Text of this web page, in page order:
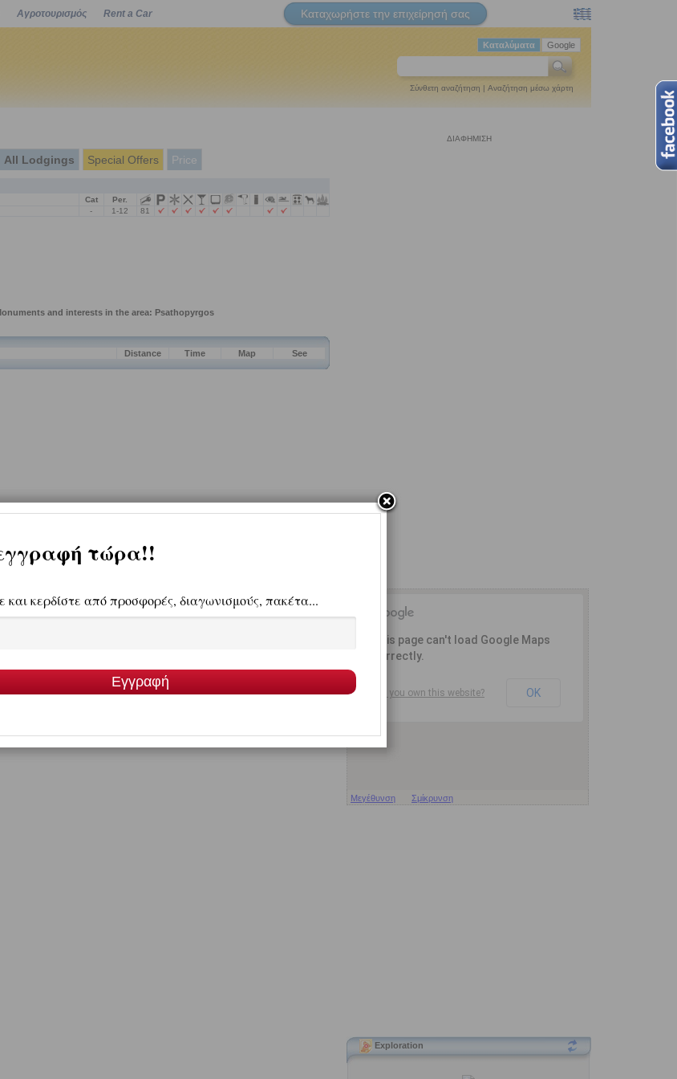
Αγροτουρισμός Rent a Car Καταχωρήστε την επιχείρησή σας
Google
Καταλύματα
Σύνθετη αναζήτηση | Αναζήτηση μέσω χάρτη
All Lodgings Special Offers Price
Cat Per.
- 1-12 81
ΔΙΑΦΗΜΙΣΗ
Μεγέθυνση Σμίκρυνση
Exploration